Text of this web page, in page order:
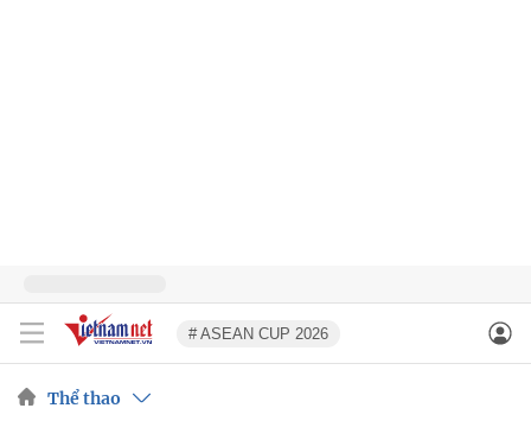
# ASEAN CUP 2026
Thể thao